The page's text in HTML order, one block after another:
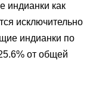
индианки как
исключительно
индианки по
от общей